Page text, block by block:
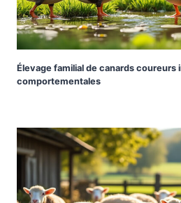
Élevage familial de canards
comportementales